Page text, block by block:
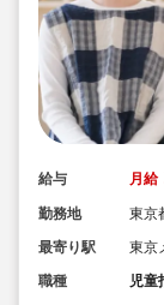
給与 月給
勤務地
東京
最寄り駅
東京
職種
児童